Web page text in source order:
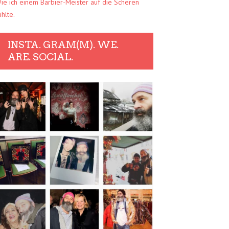
ich einem Barbier-Meister auf die Scheren
INSTA. GRAM(M). WE.
ARE. SOCIAL.